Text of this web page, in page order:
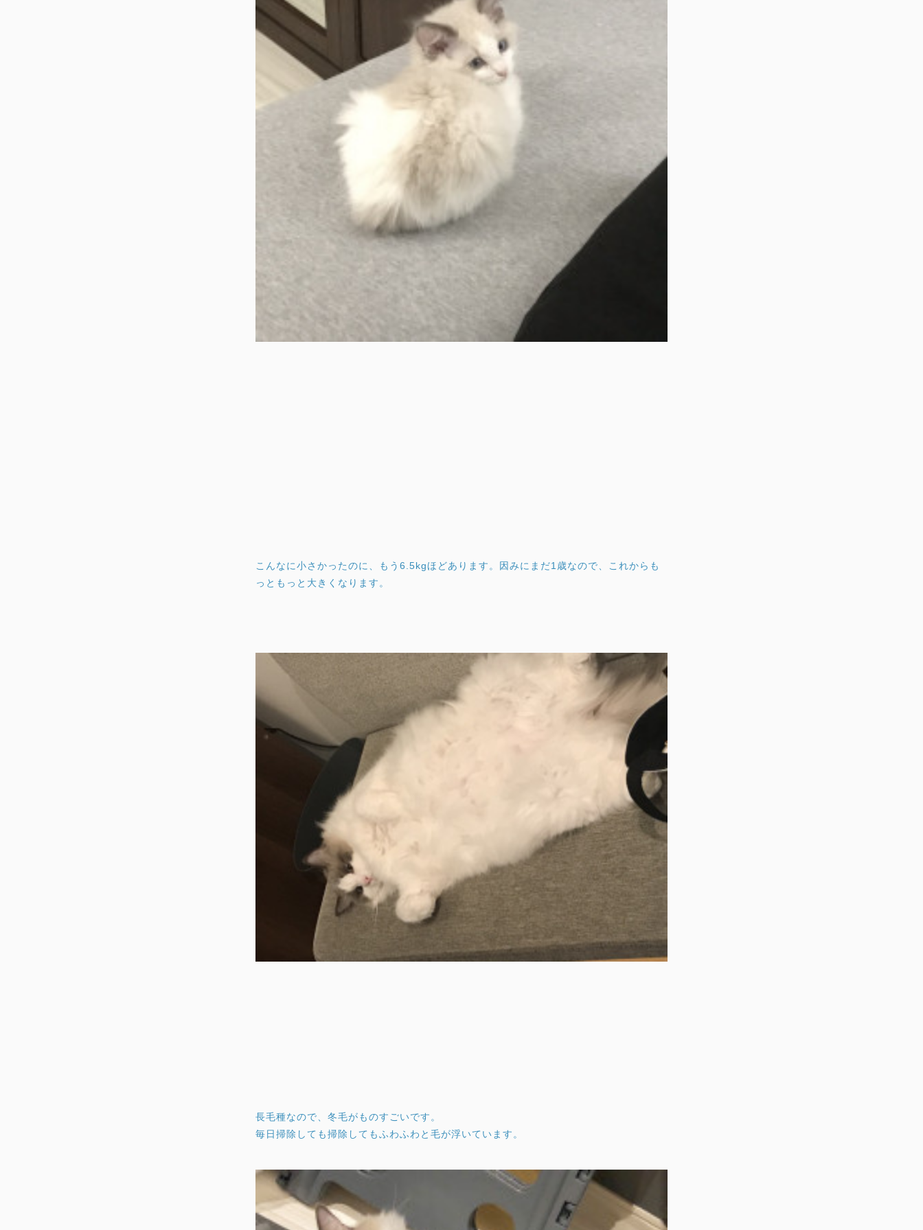
こんなに小さかったのに、もう6.5kgほどあります。因みにまだ1歳なので、これからも
っともっと大きくなります。
長毛種なので、冬毛がものすごいです。
毎日掃除しても掃除してもふわふわと毛が浮いています。